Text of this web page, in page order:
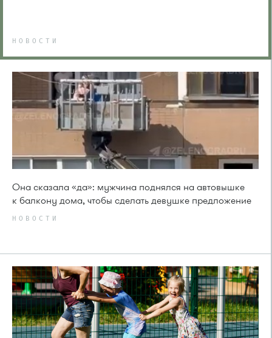
НОВОСТИ
Она сказала «да»: мужчина поднялся на автовышке
к балкону дома, чтобы сделать девушке предложение
НОВОСТИ